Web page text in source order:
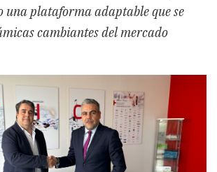
una plataforma adaptable que se
cambiantes del mercado